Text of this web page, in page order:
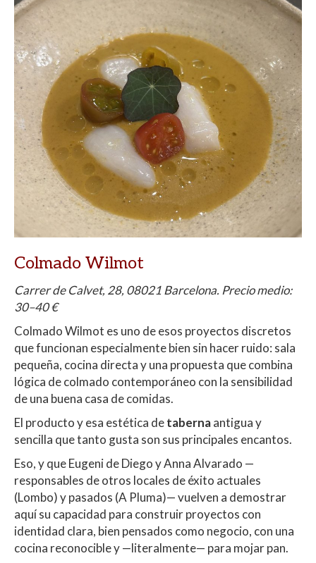
Colmado Wilmot
Carrer de Calvet, 28, 08021 Barcelona. Precio medio:
30–40 €
Colmado Wilmot es uno de esos proyectos discretos
que funcionan especialmente bien sin hacer ruido: sala
pequeña, cocina directa y una propuesta que combina
lógica de colmado contemporáneo con la sensibilidad
de una buena casa de comidas.
El producto y esa estética detabernaantigua y
sencilla que tanto gusta son sus principales encantos.
Eso, y que Eugeni de Diego y Anna Alvarado —
responsables de otros locales de éxito actuales
(Lombo) y pasados (A Pluma)— vuelven a demostrar
aquí su capacidad para construir proyectos con
identidad clara, bien pensados como negocio, con una
cocina reconocible y —literalmente— para mojar pan.